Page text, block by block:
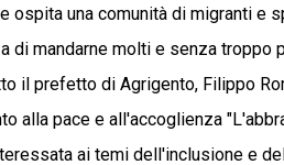
ospita una comunità di migranti e
di mandarne molti e senza troppo
il prefetto di Agrigento, Filippo
alla pace e all'accoglienza
ai temi dell'inclusione e